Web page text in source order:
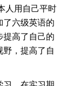
人用自己平时
了六级英语的
提高了自己的
野，提高了自